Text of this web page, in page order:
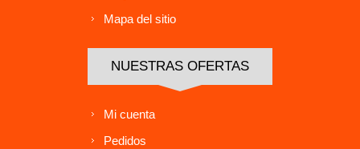
Mapa del sitio
NUESTRAS OFERTAS
Mi cuenta
Pedidos